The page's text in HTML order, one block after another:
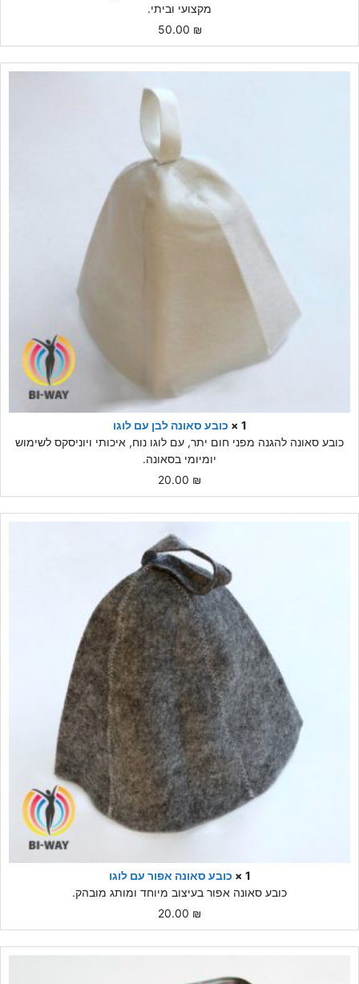
מקצועי וביתי.
50.00 ₪
1 ×
כובע סאונה לבן עם לוגו
כובע סאונה להגנה מפני חום יתר, עם לוגו נוח, איכותי ויוניסקס לשימוש
יומיומי בסאונה.
20.00 ₪
1 ×
כובע סאונה אפור עם לוגו
כובע סאונה אפור בעיצוב מיוחד ומותג מובהק.
20.00 ₪